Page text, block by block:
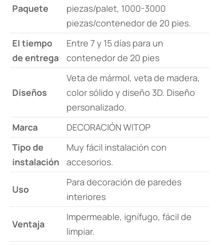
Paquete
piezas/palet, 1000-3000
piezas/contenedor de 20 pies.
El tiempo
de entrega
Entre 7 y 15 días para un
contenedor de 20 pies
Diseños
Veta de mármol, veta de madera,
color sólido y diseño 3D. Diseño
personalizado.
Marca
DECORACIÓN WITOP
Tipo de
instalación
Muy fácil instalación con
accesorios.
Uso
Para decoración de paredes
interiores
Ventaja
Impermeable, ignífugo, fácil de
limpiar.